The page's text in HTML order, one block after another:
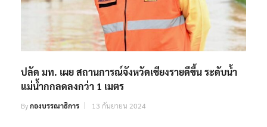
ปลัด มท. เผย สถานการณ์จังหวัดเชียงรายดีขึ้น ระดับน้ำ
แม่น้ำกกลดลงกว่า 1 เมตร
Byกองบรรณาธิการ 13 กันยายน 2024